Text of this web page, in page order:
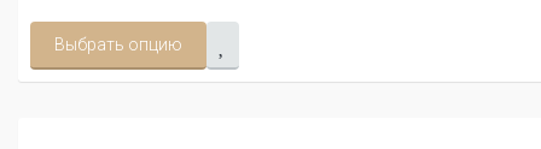
Выбрать опцию